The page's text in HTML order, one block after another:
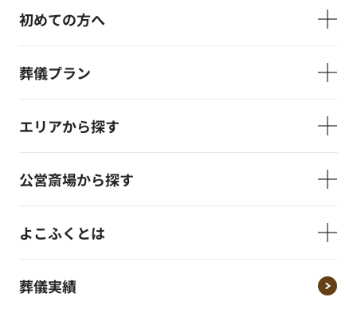
初めての方へ
葬儀プラン
エリアから探す
公営斎場から探す
よこふくとは
葬儀実績